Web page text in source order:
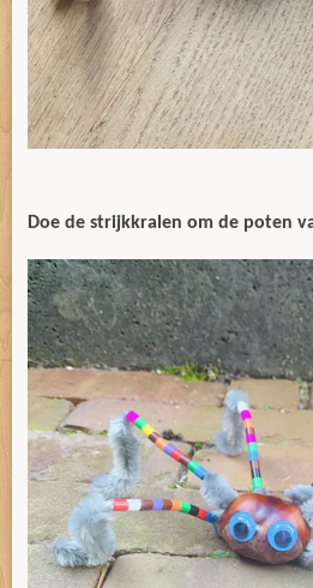
Doe de strijkkralen om de poten